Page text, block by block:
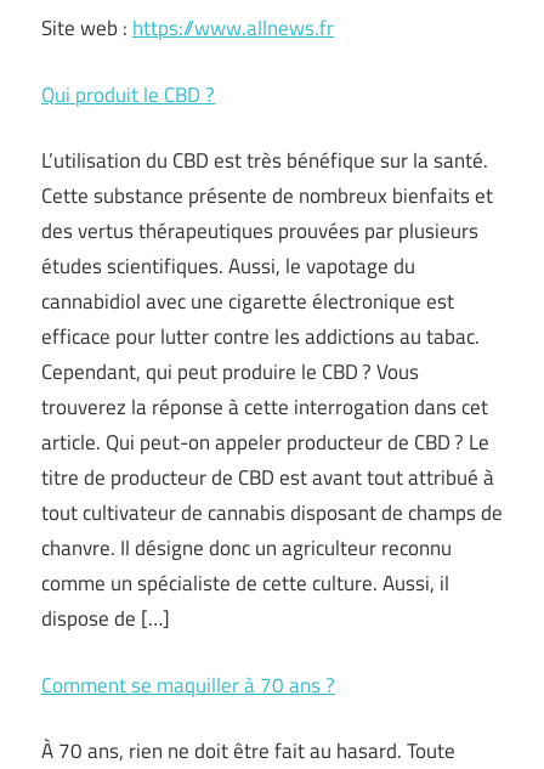
Site web : https://www.allnews.fr
Qui produit le CBD ?
L’utilisation du CBD est très bénéfique sur la santé.
Cette substance présente de nombreux bienfaits et
des vertus thérapeutiques prouvées par plusieurs
études scientifiques. Aussi, le vapotage du
cannabidiol avec une cigarette électronique est
efficace pour lutter contre les addictions au tabac.
Cependant, qui peut produire le CBD ? Vous
trouverez la réponse à cette interrogation dans cet
article. Qui peut-on appeler producteur de CBD ? Le
titre de producteur de CBD est avant tout attribué à
tout cultivateur de cannabis disposant de champs de
chanvre. Il désigne donc un agriculteur reconnu
comme un spécialiste de cette culture. Aussi, il
dispose de […]
Comment se maquiller à 70 ans ?
À 70 ans, rien ne doit être fait au hasard. Toute